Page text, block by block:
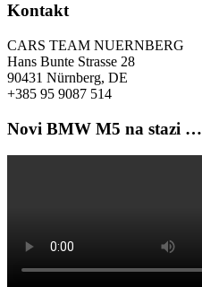
Kontakt
CARS TEAM NUERNBERG
Hans Bunte Strasse 28
90431 Nürnberg, DE
+385 95 9087 514
Novi BMW M5 na stazi …